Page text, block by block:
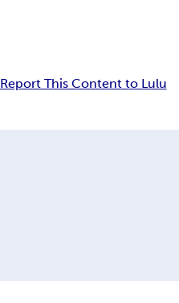
Report This Content to Lulu